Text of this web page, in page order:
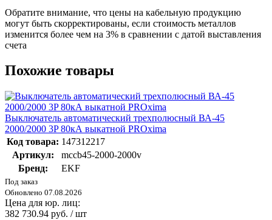
Обратите внимание, что цены на кабельную продукцию
могут быть скорректированы, если стоимость металлов
изменится более чем на 3% в сравнении с датой выставления
счета
Похожие товары
Выключатель автоматический трехполюсный ВА-45
2000/2000 3P 80кА выкатной PROxima
Код товара: 147312217
Артикул:
mccb45-2000-2000v
Бренд:
EKF
Под заказ
Обновлено 07.08.2026
Цена для юр. лиц:
382 730.94 руб. / шт